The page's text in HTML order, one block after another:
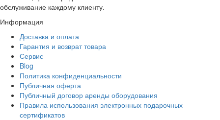
обслуживание каждому клиенту.
Информация
Доставка и оплата
Гарантия и возврат товара
Сервис
Blog
Политика конфиденциальности
Публичная оферта
Публичный договор аренды оборудования
Правила использования электронных подарочных
сертификатов